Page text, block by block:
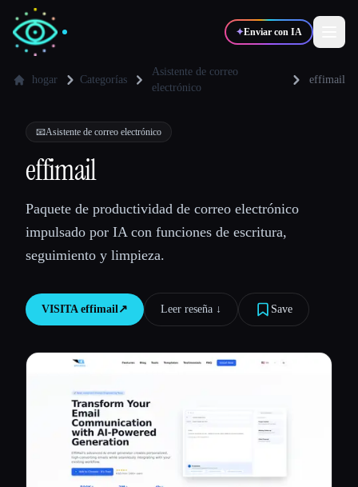
✦Enviar con IA
💻 Desarrolladores
🎓Estudiantes 🎬 Creadores
Blog
Comparar herramientas
Todas las categorías
Acerca de
hogar Categorías
Asistente de correo
electrónico
effimail
📧Asistente de correo electrónico
effimail
Paquete de productividad de correo electrónico
impulsado por IA con funciones de escritura,
seguimiento y limpieza.
VISITA effimail↗︎ Leer reseña ↓︎ Save